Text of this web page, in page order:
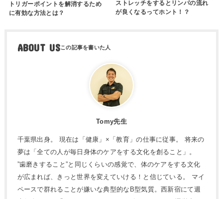
トリガーポイントを解消するため
に有効な方法とは？
ストレッチをするとリンパの流れ
が良くなるってホント！？
ABOUT US
Tomy先生
千葉県出身。 現在は「健康」×「教育」の仕事に従事。 将来の
夢は「全ての人が毎日身体のケアをする文化を創ること」。
”歯磨きすること”と同じくらいの感覚で、体のケアをする文化
が広まれば、きっと世界を変えていける！と信じている。 マイ
ペースで群れることが嫌いな典型的なB型気質。西新宿にて週